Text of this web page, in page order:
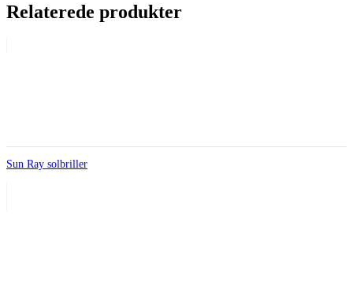
Relaterede produkter
Sun Ray solbriller